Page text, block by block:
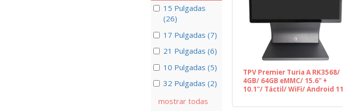
15 Pulgadas
(26)
17 Pulgadas (7)
21 Pulgadas (6)
10 Pulgadas (5)
32 Pulgadas (2)
mostrar todas
TPV Premier Turia A RK3568/
4GB/ 64GB eMMC/ 15.6" +
10.1"/ Táctil/ WiFi/ Android 11